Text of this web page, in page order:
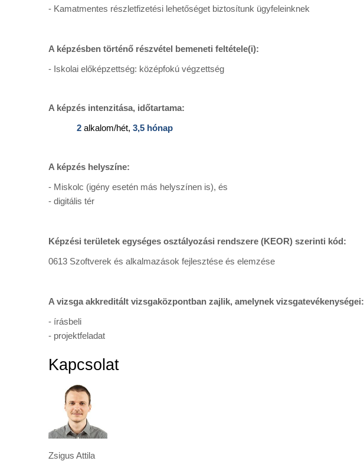
- Kamatmentes részletfizetési lehetőséget biztosítunk ügyfeleinknek
A képzésben történő részvétel bemeneti feltétele(i):
- Iskolai előképzettség: középfokú végzettség
A képzés intenzitása, időtartama:
2 alkalom/hét, 3,5 hónap
A képzés helyszíne:
- Miskolc (igény esetén más helyszínen is), és
- digitális tér
Képzési területek egységes osztályozási rendszere (KEOR) szerinti kód:
0613 Szoftverek és alkalmazások fejlesztése és elemzése
A vizsga akkreditált vizsgaközpontban zajlik, amelynek vizsgatevékenységei:
- írásbeli
- projektfeladat
Kapcsolat
Zsigus Attila